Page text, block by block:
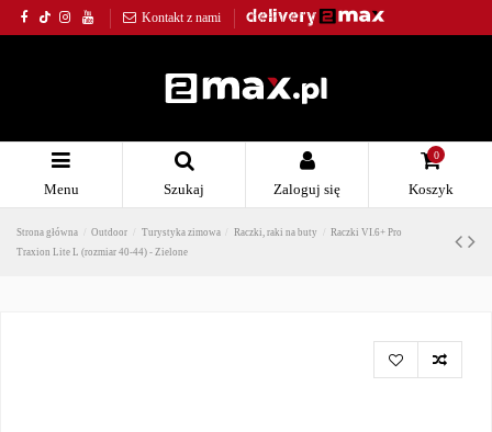
Kontakt z nami
Menu Szukaj Zaloguj się
0
Koszyk
Strona główna Outdoor Turystyka zimowa Raczki, raki na buty
Raczki VI.6+ Pro
Traxion Lite L (rozmiar 40-44) - Zielone